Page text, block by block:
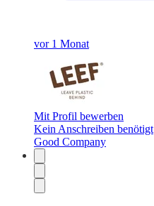
vor 1 Monat
Mit Profil bewerben
Kein Anschreiben benötigt
Good Company